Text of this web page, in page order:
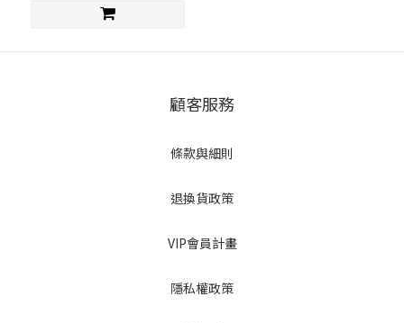
顧客服務
條款與細則
退換貨政策
VIP會員計畫
隱私權政策